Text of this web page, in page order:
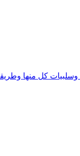
وسلبيات كل منها